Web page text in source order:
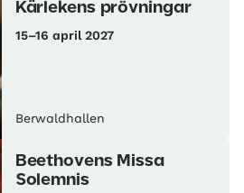
Kärlekens prövningar
15–16 april 2027
Berwaldhallen
Beethovens Missa
Solemnis